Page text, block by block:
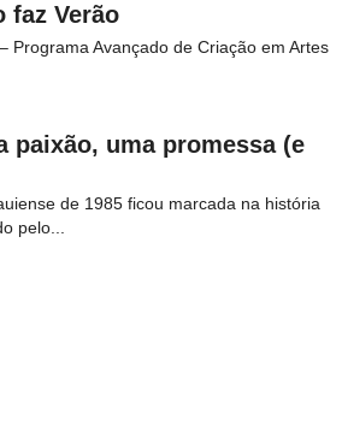
faz Verão
Programa Avançado de Criação em Artes
paixão, uma promessa (e
de 1985 ficou marcada na história
pelo...